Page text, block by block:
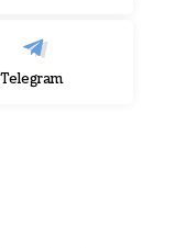
Telegram